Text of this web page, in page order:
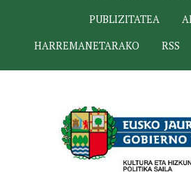
PUBLIZITATEA
HARREMANETARAKO
RSS